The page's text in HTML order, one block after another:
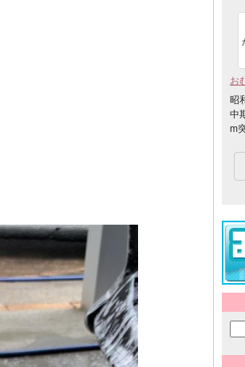
お
昭
中
m